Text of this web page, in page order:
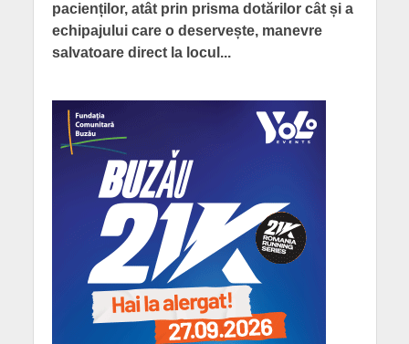
pacienților, atât prin prisma dotărilor cât și a
echipajului care o deservește, manevre
salvatoare direct la locul...